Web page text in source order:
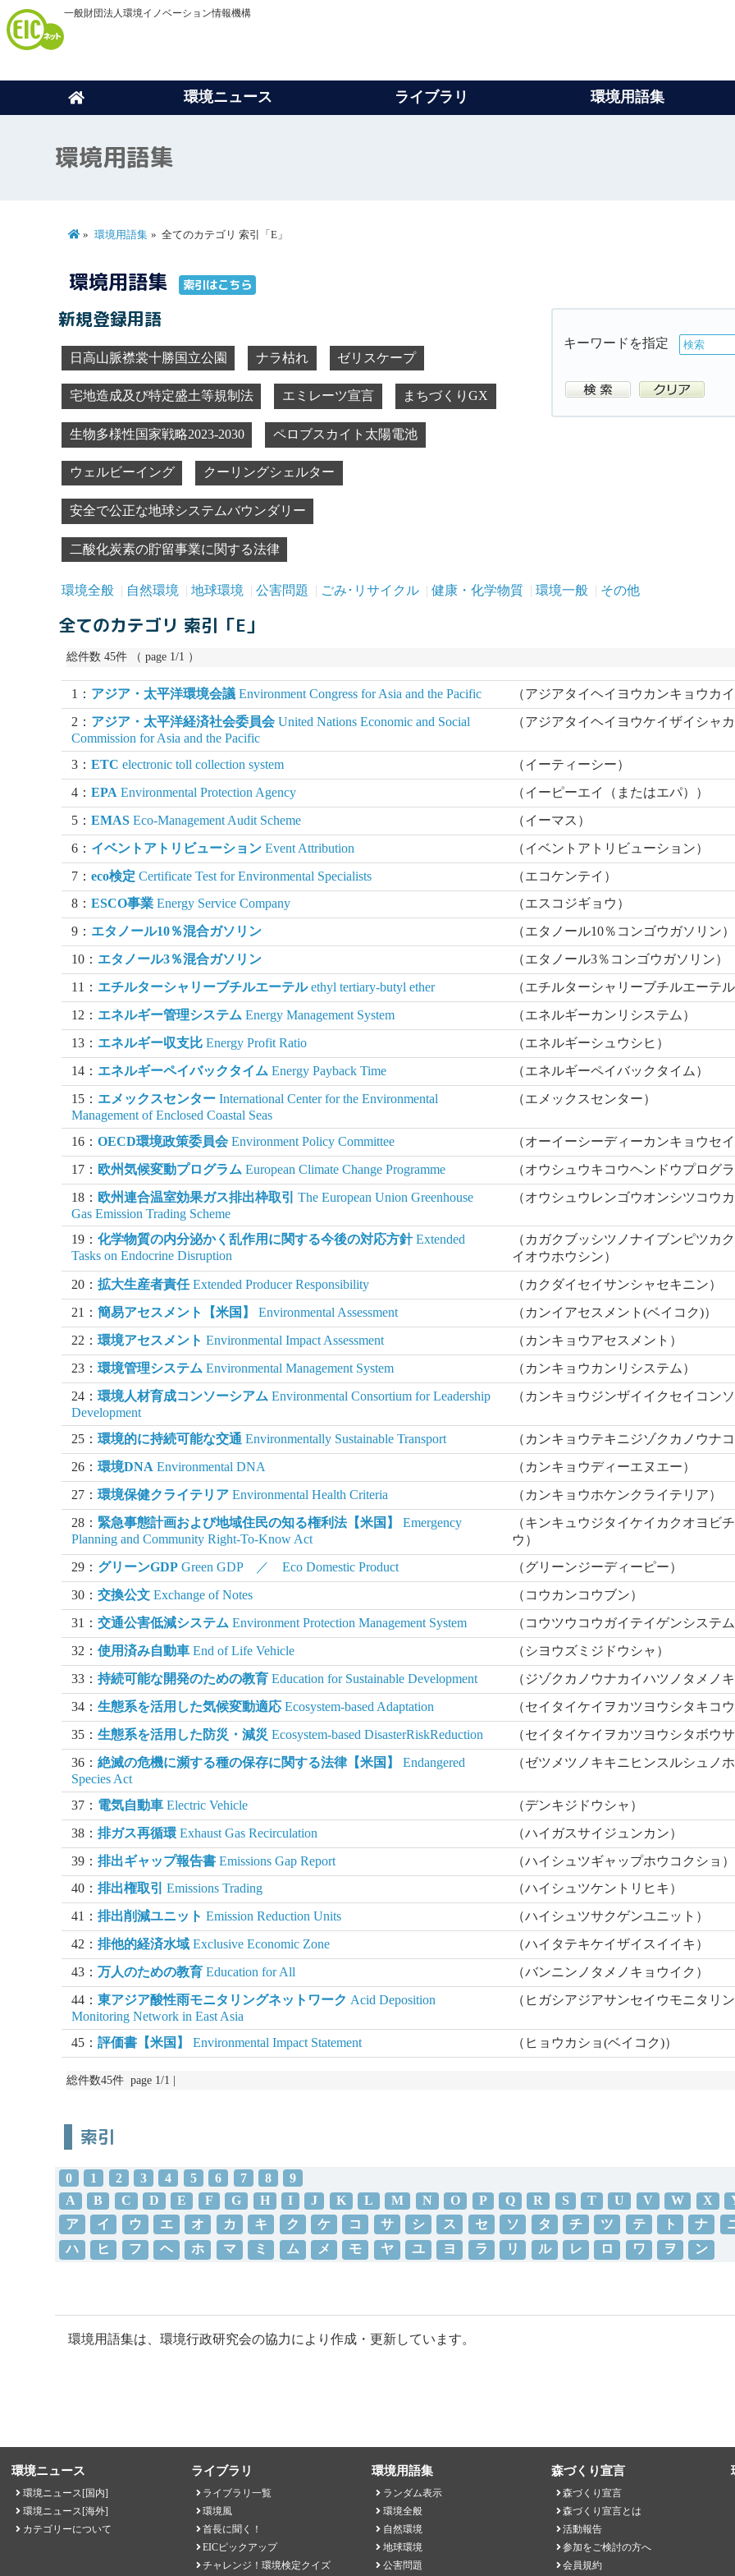
一般財団法人環境イノベーション情報機構
環境ニュース ライブラリ 環境用語集
環境用語集
環境用語集 全てのカテゴリ 索引「E」
環境用語集 索引はこちら
キーワードを指定
新規登録用語
日高山脈襟裳十勝国立公園 ナラ枯れ ゼリスケープ
宅地造成及び特定盛土等規制法 エミレーツ宣言 まちづくりGX
生物多様性国家戦略2023-2030 ペロブスカイト太陽電池
ウェルビーイング クーリングシェルター
安全で公正な地球システムバウンダリー
二酸化炭素の貯留事業に関する法律
環境全般 自然環境 地球環境 公害問題 ごみ･リサイクル 健康・化学物質 環境一般 その他
全てのカテゴリ 索引「E」
総件数 45件 （ page 1/1 ）
1： アジア・太平洋環境会議 Environment Congress for Asia and the Pacific
（アジアタイヘイヨウカンキョウカ
2： アジア・太平洋経済社会委員会 United Nations Economic and Social
Commission for Asia and the Pacific
（アジアタイヘイヨウケイザイシャ
3：ETC electronic toll collection system
（イーティーシー）
4：EPA Environmental Protection Agency
（イーピーエイ（またはエパ））
5：EMAS Eco-Management Audit Scheme
（イーマス）
6： イベントアトリビューション Event Attribution
（イベントアトリビューション）
7：eco検定 Certificate Test for Environmental Specialists
（エコケンテイ）
8：ESCO事業 Energy Service Company
（エスコジギョウ）
9： エタノール10％混合ガソリン
（エタノール10％コンゴウガソリン）
10： エタノール3％混合ガソリン
（エタノール3％コンゴウガソリン）
11： エチルターシャリーブチルエーテルethyl tertiary-butyl ether
（エチルターシャリーブチルエーテ
12： エネルギー管理システム Energy Management System
（エネルギーカンリシステム）
13： エネルギー収支比 Energy Profit Ratio
（エネルギーシュウシヒ）
14： エネルギーペイバックタイム Energy Payback Time
（エネルギーペイバックタイム）
15： エメックスセンター International Center for the Environmental
Management of Enclosed Coastal Seas
（エメックスセンター）
16：OECD環境政策委員会 Environment Policy Committee
（オーイーシーディーカンキョウセ
17： 欧州気候変動プログラム European Climate Change Programme
（オウシュウキコウヘンドウプログ
18： 欧州連合温室効果ガス排出枠取引
The European Union Greenhouse
Gas Emission Trading Scheme
（オウシュウレンゴウオンシツコウ
19：化学物質の内分泌かく乱作用に関する今後の対応方針Extended
Tasks on Endocrine Disruption
（カガクブッシツノナイブンピツカ
イオウホウシン）
20：拡大生産者責任Extended Producer Responsibility
（カクダイセイサンシャセキニン）
21：簡易アセスメント【米国】 Environmental Assessment
（カンイアセスメント(ベイコク)）
22：環境アセスメント Environmental Impact Assessment
（カンキョウアセスメント）
23：環境管理システム Environmental Management System
（カンキョウカンリシステム）
24：環境人材育成コンソーシアム Environmental Consortium for Leadership
Development
（カンキョウジンザイイクセイコン
25：環境的に持続可能な交通 Environmentally Sustainable Transport
（カンキョウテキニジゾクカノウナ
26：環境DNA Environmental DNA
（カンキョウディーエヌエー）
27：環境保健クライテリア Environmental Health Criteria
（カンキョウホケンクライテリア）
28： 緊急事態計画および地域住民の知る権利法【米国】
Emergency
Planning and Community Right-To-Know Act
（キンキュウジタイケイカクオヨビ
ウ）
29： グリーンGDP Green GDP ／ Eco Domestic Product
（グリーンジーディーピー）
30：交換公文 Exchange of Notes
（コウカンコウブン）
31：交通公害低減システム Environment Protection Management System
（コウツウコウガイテイゲンシステ
32：使用済み自動車 End of Life Vehicle
（シヨウズミジドウシャ）
33：持続可能な開発のための教育 Education for Sustainable Development
（ジゾクカノウナカイハツノタメノ
34：生態系を活用した気候変動適応 Ecosystem-based Adaptation
（セイタイケイヲカツヨウシタキコ
35：生態系を活用した防災・減災 Ecosystem-based DisasterRiskReduction
（セイタイケイヲカツヨウシタボウ
36：絶滅の危機に瀕する種の保存に関する法律【米国】
Endangered
Species Act
（ゼツメツノキキニヒンスルシュノ
37： 電気自動車 Electric Vehicle
（デンキジドウシャ）
38：排ガス再循環 Exhaust Gas Recirculation
（ハイガスサイジュンカン）
39：排出ギャップ報告書 Emissions Gap Report
（ハイシュツギャップホウコクショ）
40：排出権取引 Emissions Trading
（ハイシュツケントリヒキ）
41：排出削減ユニット Emission Reduction Units
（ハイシュツサクゲンユニット）
42：排他的経済水域 Exclusive Economic Zone
（ハイタテキケイザイスイイキ）
43：万人のための教育 Education for All
（バンニンノタメノキョウイク）
44：東アジア酸性雨モニタリングネットワーク Acid Deposition
Monitoring Network in East Asia
（ヒガシアジアサンセイウモニタリ
45：評価書【米国】 Environmental Impact Statement （ヒョウカショ(ベイコク)）
総件数45件 page 1/1 |
索引
0 1 2 3 4 5 6 7 8
9
A
B C D E F G H I J K L M N O P Q R S T U V W X
ア
イ ウ エ オ カ キ ク ケ コ サ シ ス セ ソ タ チ ツ テ ト ナ
ハ
ヒ フ ヘ ホ マ ミ ム メ モ ヤ ユ ヨ ラ リ ル レ ロ ワ ヲ ン
環境用語集は、環境行政研究会の協力により作成・更新しています。
環境ニュース
環境ニュース[国内]
環境ニュース[海外]
カテゴリーについて
ライブラリ
ライブラリ一覧
環境風
首長に聞く！
EICピックアップ
チャレンジ！環境検定クイズ
環境用語集
ランダム表示
環境全般
自然環境
地球環境
公害問題
森づくり宣言
森づくり宣言
森づくり宣言とは
活動報告
参加をご検討の方へ
会員規約